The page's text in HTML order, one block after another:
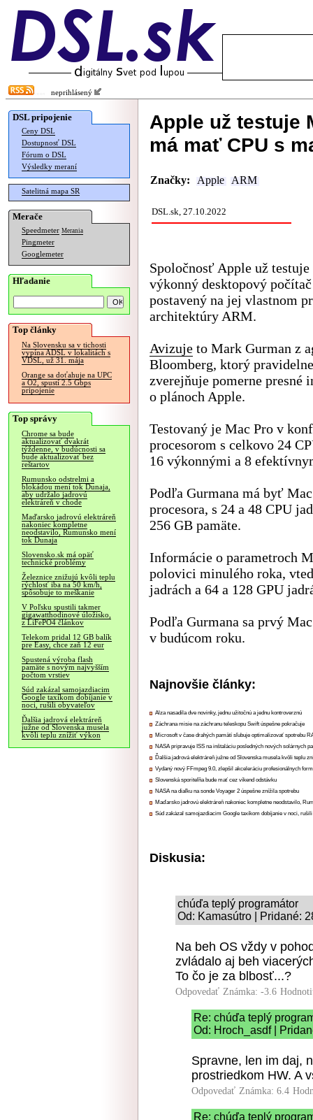
neprihlásený
DSL pripojenie
Ceny DSL
Dostupnosť DSL
Fórum o DSL
Výsledky meraní
Satelitná mapa SR
Merače
Speedmeter Merania
Pingmeter
Googlemeter
Hľadanie
Top články
Na Slovensku sa v tichosti
vypína ADSL v lokalitách s
VDSL, už 31. mája
Orange sa doťahuje na UPC
a O2, spustí 2.5 Gbps
pripojenie
Top správy
Chrome sa bude
aktualizovať dvakrát
týždenne, v budúcnosti sa
bude aktualizovať bez
reštartov
Rumunsko odstrelmi a
blokádou mení tok Dunaja,
aby udržalo jadrovú
elektráreň v chode
Maďarsko jadrovú elektráreň
nakoniec kompletne
neodstavilo, Rumunsko mení
tok Dunaja
Slovensko.sk má opäť
technické problémy
Železnice znižujú kvôli teplu
rýchlosť iba na 50 km/h,
spôsobuje to meškanie
V Poľsku spustili takmer
gigawatthodinové úložisko,
z LiFePO4 článkov
Telekom pridal 12 GB balík
pre Easy, chce zaň 12 eur
Spustená výroba flash
pamäte s novým najvyšším
počtom vrstiev
Súd zakázal samojazdiacim
Google taxíkom dobíjanie v
noci, rušili obyvateľov
Ďalšia jadrová elektráreň
južne od Slovenska musela
kvôli teplu znížiť výkon
Apple už testuje
má mať CPU s
Značky: Apple ARM
DSL.sk, 27.10.2022
Spoločnosť Apple už
výkonný desktopový
postavený na jej vlastnom
architektúry ARM.
Avizuje to Mark Gurman z
Bloomberg, ktorý pravidelne
zverejňuje pomerne presné
o plánoch Apple.
Testovaný je Mac Pro v
procesorom s celkovo 24
16 výkonnými a 8
Podľa Gurmana má byť
procesora, s 24 a 48 CPU
256 GB pamäte.
Informácie o parametroch
polovici minulého roka,
jadrách a 64 a 128 GPU
Podľa Gurmana sa prvý
v budúcom roku.
Najnovšie články:
Alza nasadila dve novinky, jednu užitočnú a jednu kontroverznú
Záchrana misie na záchranu teleskopu Swift úspešne pokračuje
Microsoft v čase drahých pamätí sľubuje optimalizovať spotrebu
NASA pripravuje ISS na inštaláciu posledných nových solárnych
Ďalšia jadrová elektráreň južne od Slovenska musela kvôli teplu
Vydaný nový FFmpeg 9.0, zlepšil akceleráciu profesionálnych
Slovenská sporiteľňa bude mať cez víkend odstávku
NASA na diaľku na sonde Voyager 2 úspešne znížila spotrebu
Maďarsko jadrovú elektráreň nakoniec kompletne neodstavilo,
Súd zakázal samojazdiacim Google taxíkom dobíjanie v noci,
Diskusia:
chúďa teplý programátor
Od: Kamasútro | Pridané:
Na beh OS vždy v
zvládalo aj beh
To čo je za blbosť...?
Odpovedať Známka: -3.6
Re: chúďa teplý
Od: Hroch_asdf |
Spravne, len im daj,
prostriedkom HW. A
Odpovedať Známka: 6.4
Re: chúďa teplý